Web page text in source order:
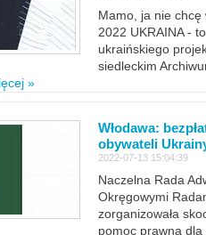
Mamo, ja nie chcę
2022 UKRAINA -
ukraińskiego
siedleckim
»
Włodawa:
obywateli
2022-07-13 15:04:39
Naczelna Rada
Okręgowymi
zorganizowała
pomoc prawną dla